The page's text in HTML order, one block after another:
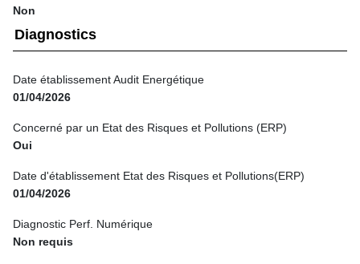
Non
Diagnostics
Date établissement Audit Energétique
01/04/2026
Concerné par un Etat des Risques et Pollutions (ERP)
Oui
Date d'établissement Etat des Risques et Pollutions(ERP)
01/04/2026
Diagnostic Perf. Numérique
Non requis